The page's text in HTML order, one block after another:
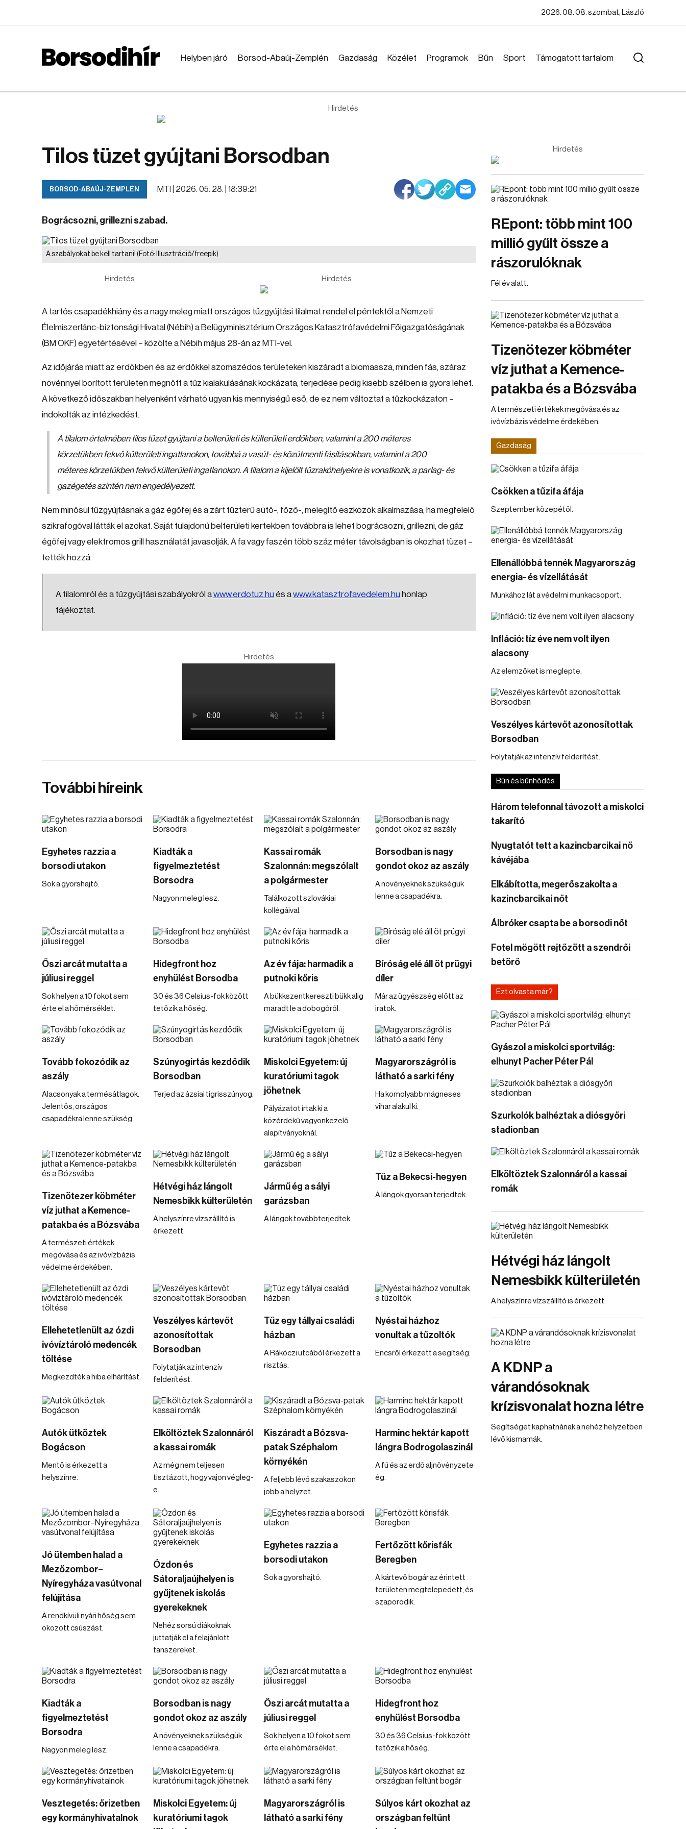
2026. 08. 08. szombat, László
Helyben járó Borsod-Abaúj-Zemplén Gazdaság Közélet Programok Bűn Sport Támogatott tartalom
Hirdetés
Tilos tüzet gyújtani Borsodban
BORSOD-ABAÚJ-ZEMPLÉN MTI | 2026. 05. 28. | 18:39:21
Bográcsozni, grillezni szabad.
A szabályokat be kell tartani! (Fotó: Illusztráció/freepik)
Hirdetés Hirdetés
A tartós csapadékhiány és a nagy meleg miatt országos tűzgyújtási tilalmat rendel el péntektől a Nemzeti
Élelmiszerlánc-biztonsági Hivatal (Nébih) a Belügyminisztérium Országos Katasztrófavédelmi Főigazgatóságának
(BM OKF) egyetértésével – közölte a Nébih május 28-án az MTI-vel.
Az időjárás miatt az erdőkben és az erdőkkel szomszédos területeken kiszáradt a biomassza, minden fás, száraz
növénnyel borított területen megnőtt a tűz kialakulásának kockázata, terjedése pedig kisebb szélben is gyors lehet.
A következő időszakban helyenként várható ugyan kis mennyiségű eső, de ez nem változtat a tűzkockázaton –
indokolták az intézkedést.
A tilalom értelmében tilos tüzet gyújtani a belterületi és külterületi erdőkben, valamint a 200 méteres
körzetükben fekvő külterületi ingatlanokon, továbbá a vasút- és közútmenti fásításokban, valamint a 200
méteres körzetükben fekvő külterületi ingatlanokon. A tilalom a kijelölt tűzrakóhelyekre is vonatkozik, a parlag- és
gazégetés szintén nem engedélyezett.
Nem minősül tűzgyújtásnak a gáz égőfej és a zárt tűzterű sütő-, főző-, melegítő eszközök alkalmazása, ha megfelelő
szikrafogóval látták el azokat. Saját tulajdonú belterületi kertekben továbbra is lehet bográcsozni, grillezni, de gáz
égőfej vagy elektromos grill használatát javasolják. A fa vagy faszén több száz méter távolságban is okozhat tüzet –
tették hozzá.
A tilalomról és a tűzgyújtási szabályokról awww.erdotuz.hués awww.katasztrofavedelem.hu honlap
tájékoztat.
Hirdetés
További híreink
Egyhetes razzia a
borsodi utakon
Sok a gyorshajtó.
Kiadták a
figyelmeztetést
Borsodra
Nagyon meleg lesz.
Kassai romák
Szalonnán: megszólalt
a polgármester
Találkozott szlovákiai
kollégáival.
Borsodban is nagy
gondot okoz az aszály
A növényeknek szükségük
lenne a csapadékra.
Őszi arcát mutatta a
júliusi reggel
Sok helyen a 10 fokot sem
érte el a hőmérséklet.
Hidegfront hoz
enyhülést Borsodba
30 és 36 Celsius-fok között
tetőzik a hőség.
Az év fája: harmadik a
putnoki kőris
A bükkszentkereszti bükk alig
maradt le a dobogóról.
Bíróság elé áll öt prügyi
díler
Már az ügyészség előtt az
iratok.
Tovább fokozódik az
aszály
Alacsonyak a termésátlagok.
Jelentős, országos
csapadékra lenne szükség.
Szúnyogirtás kezdődik
Borsodban
Terjed az ázsiai tigrisszúnyog.
Miskolci Egyetem: új
kuratóriumi tagok
jöhetnek
Pályázatot írtak ki a
közérdekű vagyonkezelő
alapítványoknál.
Magyarországról is
látható a sarki fény
Ha komolyabb mágneses
vihar alakul ki.
Tizenötezer köbméter
víz juthat a Kemence-
patakba és a Bózsvába
A természeti értékek
megóvása és az ivóvízbázis
védelme érdekében.
Hétvégi ház lángolt
Nemesbikk külterületén
A helyszínre vízszállító is
érkezett.
Jármű ég a sályi
garázsban
A lángok továbbterjedtek.
Tűz a Bekecsi-hegyen
A lángok gyorsan terjedtek.
Ellehetetlenült az ózdi
ivóvíztároló medencék
töltése
Megkezdték a hiba elhárítást.
Veszélyes kártevőt
azonosítottak
Borsodban
Folytatják az intenzív
felderítést.
Tűz egy tállyai családi
házban
A Rákóczi utcából érkezett a
risztás.
Nyéstai házhoz
vonultak a tűzoltók
Encsről érkezett a segítség.
Autók ütköztek
Bogácson
Mentő is érkezett a
helyszínre.
Elköltöztek Szalonnáról
a kassai romák
Az még nem teljesen
tisztázott, hogy vajon végleg-
e.
Kiszáradt a Bózsva-
patak Széphalom
környékén
A feljebb lévő szakaszokon
jobb a helyzet.
Harminc hektár kapott
lángra Bodrogolaszinál
A fű és az erdő aljnövényzete
ég.
Jó ütemben halad a
Mezőzombor–
Nyíregyháza vasútvonal
felújítása
A rendkívüli nyári hőség sem
okozott csúszást.
Ózdon és
Sátoraljaújhelyen is
gyűjtenek iskolás
gyerekeknek
Nehéz sorsú diákoknak
juttatják el a felajánlott
tanszereket.
Egyhetes razzia a
borsodi utakon
Sok a gyorshajtó.
Fertőzött kőrisfák
Beregben
A kártevő bogár az érintett
területen megtelepedett, és
szaporodik.
Kiadták a
figyelmeztetést
Borsodra
Nagyon meleg lesz.
Borsodban is nagy
gondot okoz az aszály
A növényeknek szükségük
lenne a csapadékra.
Őszi arcát mutatta a
júliusi reggel
Sok helyen a 10 fokot sem
érte el a hőmérséklet.
Hidegfront hoz
enyhülést Borsodba
30 és 36 Celsius-fok között
tetőzik a hőség.
Vesztegetés: őrizetben
egy kormányhivatalnok
Miskolci Egyetem: új
kuratóriumi tagok
Magyarországról is
látható a sarki fény
Súlyos kárt okozhat az
országban feltűnt
Hirdetés
REpont: több mint 100
millió gyűlt össze a
rászorulóknak
Fél év alatt.
Tizenötezer köbméter
víz juthat a Kemence-
patakba és a Bózsvába
A természeti értékek megóvása és az
ivóvízbázis védelme érdekében.
Gazdaság
Csökken a tűzifa áfája
Szeptember közepétől.
Ellenállóbbá tennék Magyarország
energia- és vízellátását
Munkához lát a védelmi munkacsoport.
Infláció: tíz éve nem volt ilyen
alacsony
Az elemzőket is meglepte.
Veszélyes kártevőt azonosítottak
Borsodban
Folytatják az intenzív felderítést.
Bűn és bűnhődés
Három telefonnal távozott a miskolci
takarító
Nyugtatót tett a kazincbarcikai nő
kávéjába
Elkábította, megerőszakolta a
kazincbarcikai nőt
Álbróker csapta be a borsodi nőt
Fotel mögött rejtőzött a szendrői
betörő
Ezt olvasta már?
Gyászol a miskolci sportvilág:
elhunyt Pacher Péter Pál
Szurkolók balhéztak a diósgyőri
stadionban
Elköltöztek Szalonnáról a kassai
romák
Hétvégi ház lángolt
Nemesbikk külterületén
A helyszínre vízszállító is érkezett.
A KDNP a
várandósoknak
krízisvonalat hozna létre
Segítséget kaphatnának a nehéz helyzetben
lévő kismamák.